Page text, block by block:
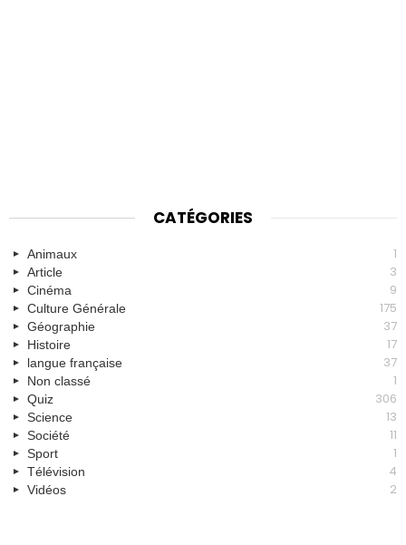
CATÉGORIES
Animaux 1
Article 3
Cinéma 9
Culture Générale 175
Géographie 37
Histoire 17
langue française 37
Non classé 1
Quiz 306
Science 13
Société 11
Sport 1
Télévision 4
Vidéos 2